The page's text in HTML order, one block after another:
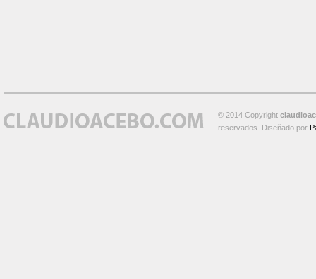
© 2014 Copyright
reservados. Diseñado por